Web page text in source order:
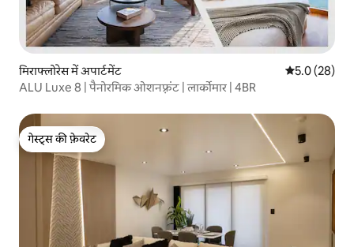
मिराफ्लोरेस में अपार्टमेंट औसत रेटिंग 5
5.0 (28)
ALU Luxe 8 | पैनोरमिक ओशनफ़्रंट | लार्कोमार | 4BR
गेस्ट्स की फ़ेवरेट
गेस्ट्स की फ़ेवरेट